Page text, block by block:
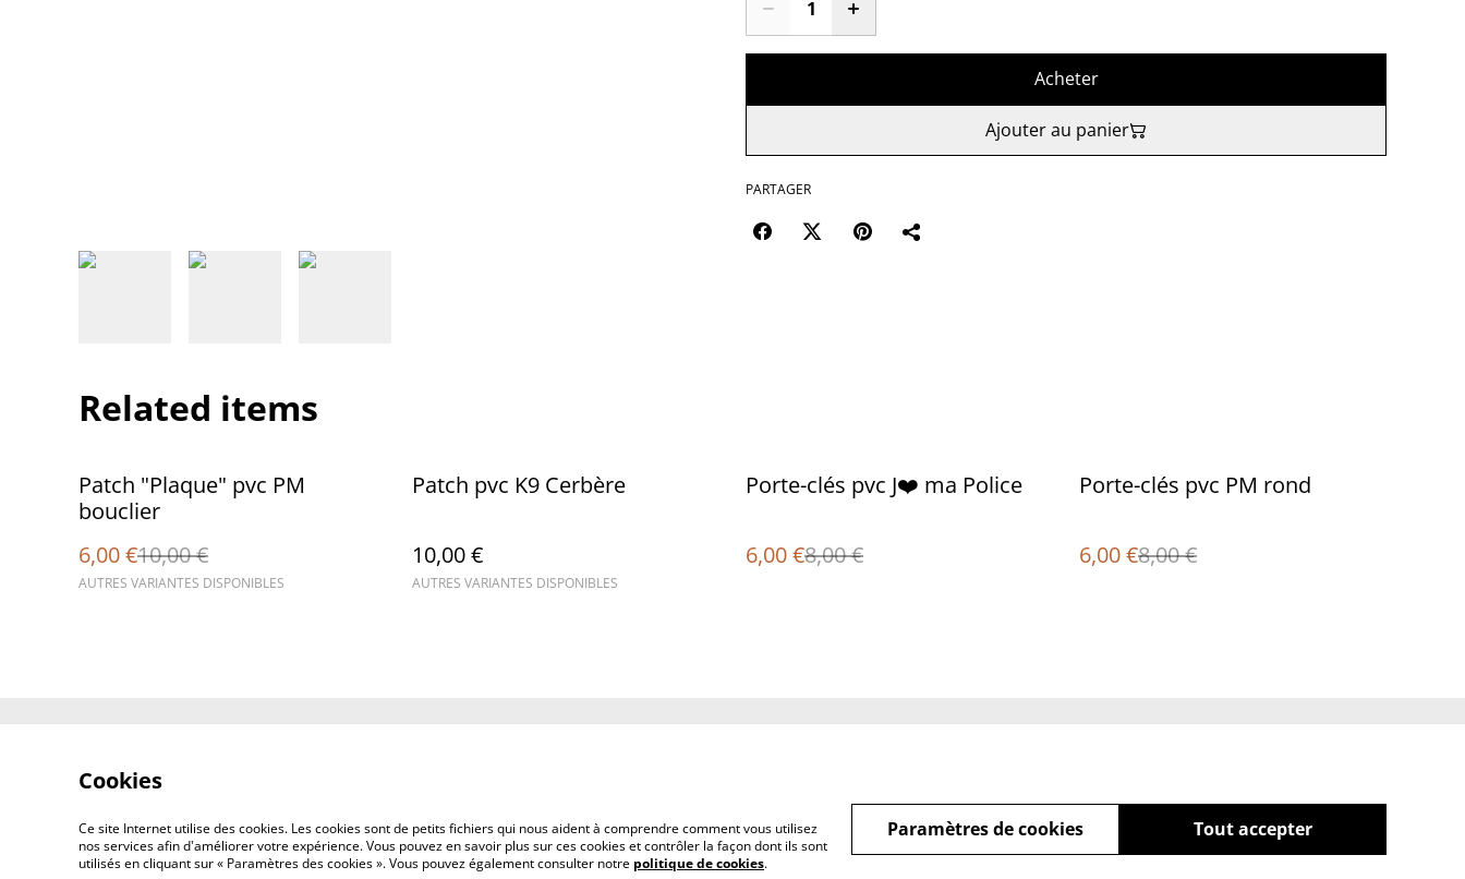
Acheter
Ajouter au panier
PARTAGER
Related items
%
Patch "Plaque" pvc PM
bouclier
6,00 €10,00 €
AUTRES VARIANTES DISPONIBLES
Patch pvc K9 Cerbère
10,00 €
AUTRES VARIANTES DISPONIBLES
%
Porte-clés pvc J❤️ ma Police
6,00 €8,00 €
%
Porte-clés pvc PM rond
6,00 €8,00 €
©2026 Concept Design Store
Cookies
Ce site Internet utilise des cookies. Les cookies sont de petits fichiers qui nous aident à comprendre comment vous utilisez
nos services afin d'améliorer votre expérience. Vous pouvez en savoir plus sur ces cookies et contrôler la façon dont ils sont
utilisés en cliquant sur « Paramètres des cookies ». Vous pouvez également consulter notre politique de cookies.
Tout accepter
Paramètres de cookies